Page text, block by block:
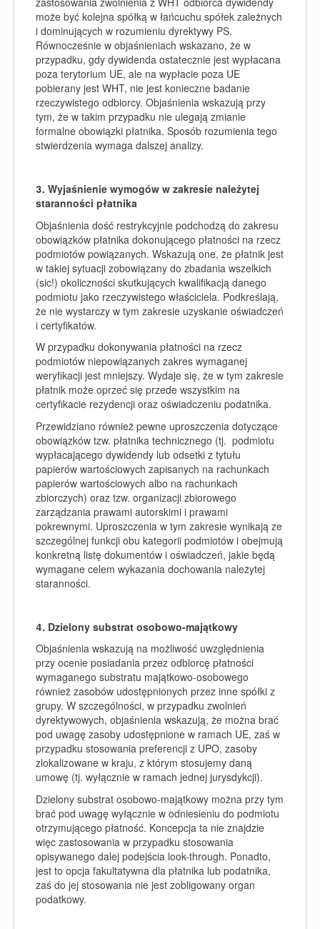
może być kolejna spółką w łańcuchu spółek zależnych
i dominujących w rozumieniu dyrektywy PS.
Równocześnie w objaśnieniach wskazano, że w
przypadku, gdy dywidenda ostatecznie jest wypłacana
poza terytorium UE, ale na wypłacie poza UE
pobierany jest WHT, nie jest konieczne badanie
rzeczywistego odbiorcy. Objaśnienia wskazują przy
tym, że w takim przypadku nie ulegają zmianie
formalne obowiązki płatnika. Sposób rozumienia tego
stwierdzenia wymaga dalszej analizy.
3. Wyjaśnienie wymogów w zakresie należytej
staranności płatnika
Objaśnienia dość restrykcyjnie podchodzą do zakresu
obowiązków płatnika dokonującego płatności na rzecz
podmiotów powiązanych. Wskazują one, że płatnik jest
w takiej sytuacji zobowiązany do zbadania wszelkich
(sic!) okoliczności skutkujących kwalifikacją danego
podmiotu jako rzeczywistego właściciela. Podkreślają,
że nie wystarczy w tym zakresie uzyskanie oświadczeń
i certyfikatów.
W przypadku dokonywania płatności na rzecz
podmiotów niepowiązanych zakres wymaganej
weryfikacji jest mniejszy. Wydaje się, że w tym zakresie
płatnik może oprzeć się przede wszystkim na
certyfikacie rezydencji oraz oświadczeniu podatnika.
Przewidziano również pewne uproszczenia dotyczące
obowiązków tzw. płatnika technicznego (tj. podmiotu
wypłacającego dywidendy lub odsetki z tytułu
papierów wartościowych zapisanych na rachunkach
papierów wartościowych albo na rachunkach
zbiorczych) oraz tzw. organizacji zbiorowego
zarządzania prawami autorskimi i prawami
pokrewnymi. Uproszczenia w tym zakresie wynikają ze
szczególnej funkcji obu kategorii podmiotów i obejmują
konkretną listę dokumentów i oświadczeń, jakie będą
wymagane celem wykazania dochowania należytej
staranności.
4. Dzielony substrat osobowo-majątkowy
Objaśnienia wskazują na możliwość uwzględnienia
przy ocenie posiadania przez odbiorcę płatności
wymaganego substratu majątkowo-osobowego
również zasobów udostępnionych przez inne spółki z
grupy. W szczególności, w przypadku zwolnień
dyrektywowych, objaśnienia wskazują, że można brać
pod uwagę zasoby udostępnione w ramach UE, zaś w
przypadku stosowania preferencji z UPO, zasoby
zlokalizowane w kraju, z którym stosujemy daną
umowę (tj. wyłącznie w ramach jednej jurysdykcji).
Dzielony substrat osobowo-majątkowy można przy tym
brać pod uwagę wyłącznie w odniesieniu do podmiotu
otrzymującego płatność. Koncepcja ta nie znajdzie
więc zastosowania w przypadku stosowania
opisywanego dalej podejścia look-through. Ponadto,
jest to opcja fakultatywna dla płatnika lub podatnika,
zaś do jej stosowania nie jest zobligowany organ
podatkowy.